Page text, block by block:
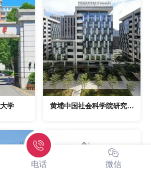
学
黄埔中国社会科学院研究学
电话 微信